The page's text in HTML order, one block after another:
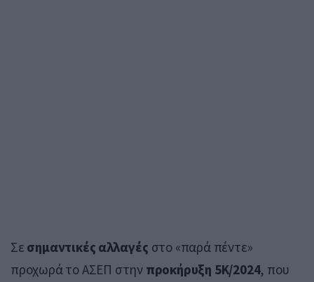
Σε σημαντικές αλλαγές στο «παρά πέντε»
προχωρά το ΑΣΕΠ στην προκήρυξη 5Κ/2024, που